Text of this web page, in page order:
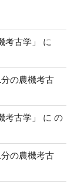
古学」
に
の農機考古
古学」 に の
の農機考古